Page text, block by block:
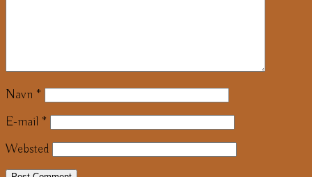
Navn *
E-mail *
Websted